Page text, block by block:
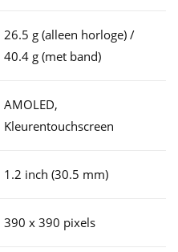
26.5 g (alleen horloge) /
40.4 g (met band)
AMOLED,
Kleurentouchscreen
1.2 inch (30.5 mm)
390 x 390 pixels